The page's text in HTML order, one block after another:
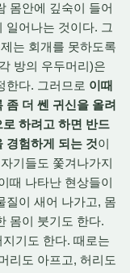
몸안에 깊숙이 들어
일어나는 것이다. 그
는 회개를 못하도록
방의 우두머리)은
한다. 그러므로 이때
좀 더 쎈 귀신을 올려
하려고 하면 반드
경험하게 되는 것이
기들도 쫓겨나가지
때 나타난 현상들이
질이 새어 나가고, 몸
몸이 붓기도 한다.
기도 한다. 때로는
리도 아프고, 허리도